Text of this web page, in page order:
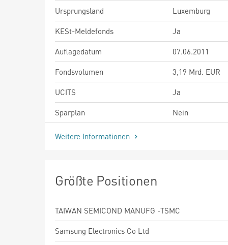
Ursprungsland
Luxemburg
KESt-Meldefonds
Ja
Auflagedatum
07.06.2011
Fondsvolumen
3,19 Mrd. EUR
UCITS
Ja
Sparplan
Nein
Weitere Informationen
Größte Positionen
TAIWAN SEMICOND MANUFG -TSMC
Samsung Electronics Co Ltd